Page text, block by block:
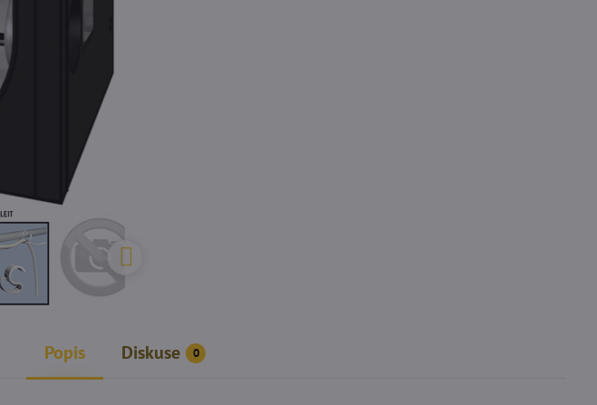
Popis Diskuse 0